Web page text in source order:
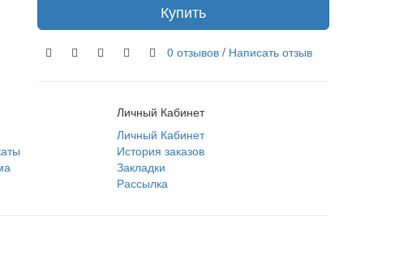
Купить
0 отзывов / Написать отзыв
Личный Кабинет
Личный Кабинет
История заказов
Закладки
Рассылка